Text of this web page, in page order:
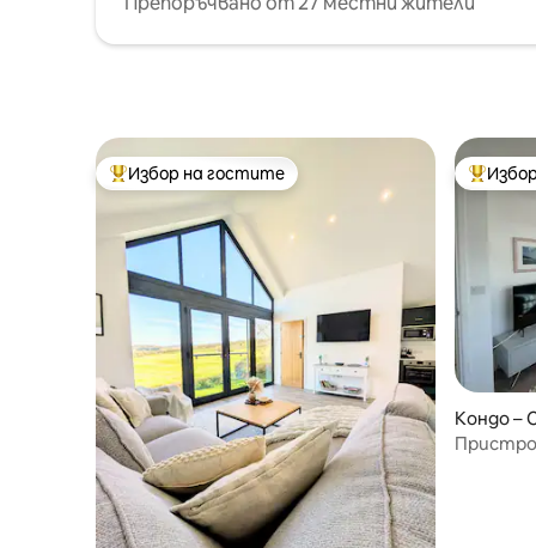
Най-популярен избор на гостите
Избор на гостите Най-
Кондо –